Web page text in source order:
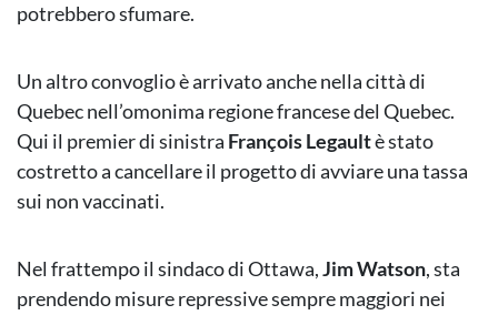
potrebbero sfumare.
Un altro convoglio è arrivato anche nella città di
Quebec nell’omonima regione francese del Quebec.
Qui il premier di sinistra François Legaultè stato
costretto a cancellare il progetto di avviare una tassa
sui non vaccinati.
Nel frattempo il sindaco di Ottawa,Jim Watson, sta
prendendo misure repressive sempre maggiori nei